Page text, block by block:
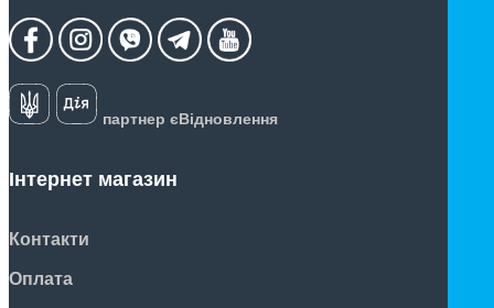
партнер єВідновлення
Інтернет магазин
Контакти
Оплата